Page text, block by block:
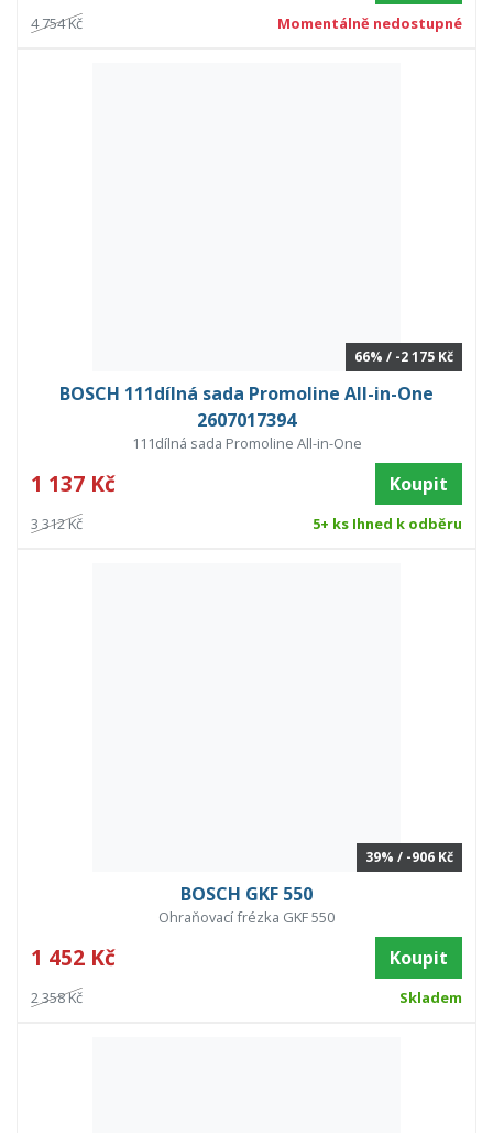
4 754 Kč Momentálně nedostupné
66% / -2 175 Kč
BOSCH 111dílná sada Promoline All-in-One
2607017394
111dílná sada Promoline All-in-One
1 137 Kč Koupit
3 312 Kč 5+ ks Ihned k odběru
39% / -906 Kč
BOSCH GKF 550
Ohraňovací frézka GKF 550
1 452 Kč Koupit
2 358 Kč Skladem